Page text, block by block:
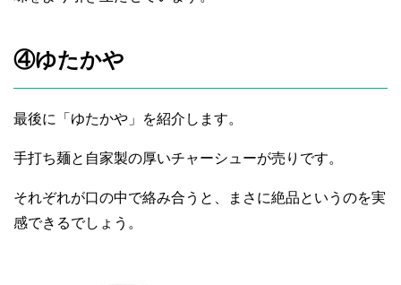
④ゆたかや
最後に「ゆたかや」を紹介します。
手打ち麺と自家製の厚いチャーシューが売りです。
それぞれが口の中で絡み合うと、まさに絶品というのを実
感できるでしょう。